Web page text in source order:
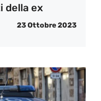
della ex
23 Ottobre 2023